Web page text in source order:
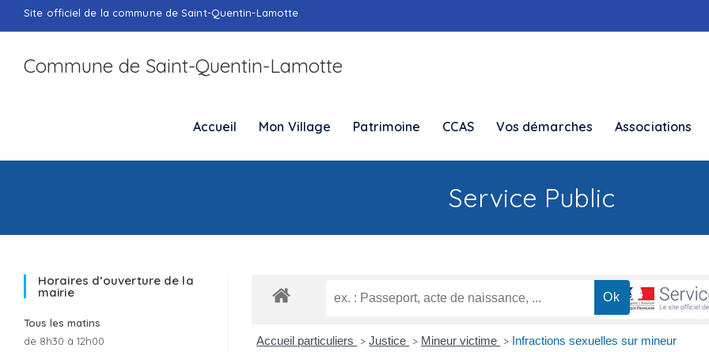
to
Site officiel de la commune de Saint-Quentin-Lamotte
Commune de Saint-Quentin-Lamotte
Accueil Mon Village Patrimoine CCAS Vos démarches Associations
Service Public
Accueil particuliers > Justice > Mineur victime > Infractions sexuelles sur mineur
Horaires d’ouverture de la
mairie
Tous les matins
de 8h30 à 12h00